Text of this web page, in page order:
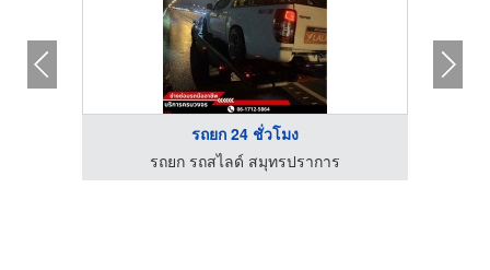
รถยก 24 ชั่วโมง
รถยก รถสไลด์ สมุทรปราการ